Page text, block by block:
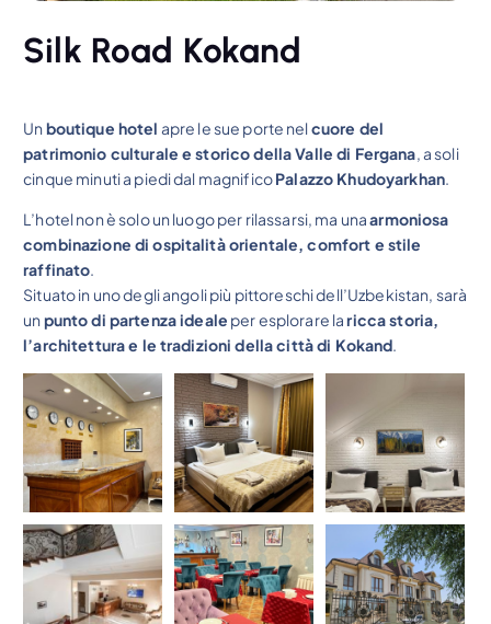
Silk Road Kokand
Unboutique hotel apre le sue porte nelcuore del
patrimonio culturale e storico della Valle di Fergana , a soli
cinque minuti a piedi dal magnificoPalazzo Khudoyarkhan
L’hotel non è solo un luogo per rilassarsi, ma unaarmoniosa
combinazione di ospitalità orientale, comfort e stile
raffinato.
Situato in uno degli angoli più pittoreschi dell’Uzbekistan, sarà
unpunto di partenza ideale per esplorare laricca storia,
l’architettura e le tradizioni della città di Kokand.